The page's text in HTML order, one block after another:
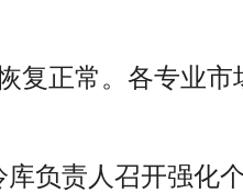
复正常。各专业市
负责人召开强化